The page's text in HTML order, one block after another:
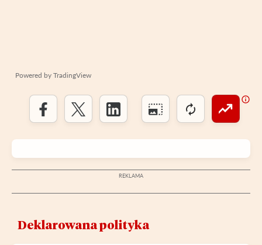
Powered by TradingView
Deklarowana polityka